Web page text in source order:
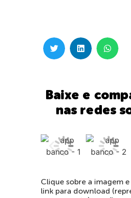
Baixe e
nas redes
Clique sobre a imagem
link para download